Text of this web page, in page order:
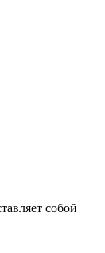
собой